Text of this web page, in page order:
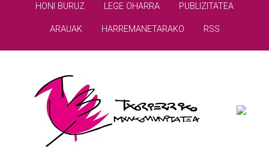
HONI BURUZ LEGE OHARRA PUBLIZITATEA
ARAUAK HARREMANETARAKO RSS